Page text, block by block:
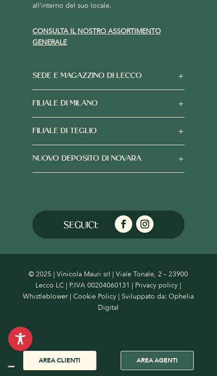
AREA CLIENTI AREA AGENTI
all’interno del suo locale.
CONSULTA IL NOSTRO ASSORTIMENTO
GENERALE
SEDE E MAGAZZINO DI LECCO
FILIALE DI MILANO
FILIALE DI TEGLIO
NUOVO DEPOSITO DI NOVARA
© 2025 | Vinicola Mauri srl | Viale Tonale, 2 – 23900
Lecco LC | P.IVA 00204060131 | Privacy policy |
Whistleblower |Cookie Policy | Sviluppato da:Ophelia
Digital